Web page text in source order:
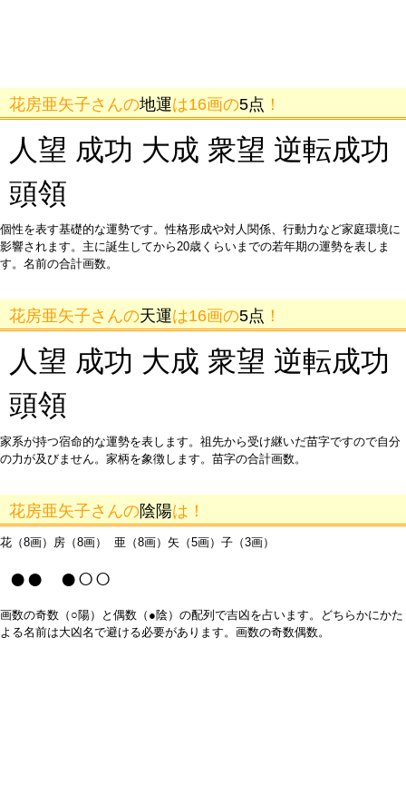
花房亜矢子さんの地運は16画の5点 ！
人望 成功 大成 衆望 逆転成功
頭領
個性を表す基礎的な運勢です。性格形成や対人関係、行動力など家庭環境に
影響されます。主に誕生してから20歳くらいまでの若年期の運勢を表しま
す。名前の合計画数。
花房亜矢子さんの天運は16画の5点 ！
人望 成功 大成 衆望 逆転成功
頭領
家系が持つ宿命的な運勢を表します。祖先から受け継いだ苗字ですので自分
の力が及びません。家柄を象徴します。苗字の合計画数。
花房亜矢子さんの陰陽は！
花（8画）房（8画） 亜（8画）矢（5画）子（3画）
●● ●○○
画数の奇数（○陽）と偶数（●陰）の配列で吉凶を占います。どちらかにかた
よる名前は大凶名で避ける必要があります。画数の奇数偶数。